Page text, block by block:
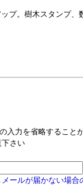
プ。樹木スタンプ、
入力を省略すること
下さい
メールが届かない場合